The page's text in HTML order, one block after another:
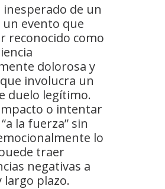
inesperado de un
evento que
reconocido como
dolorosa y
involucra un
duelo legítimo.
o intentar
la fuerza” sin
lo
traer
negativas a
largo plazo.